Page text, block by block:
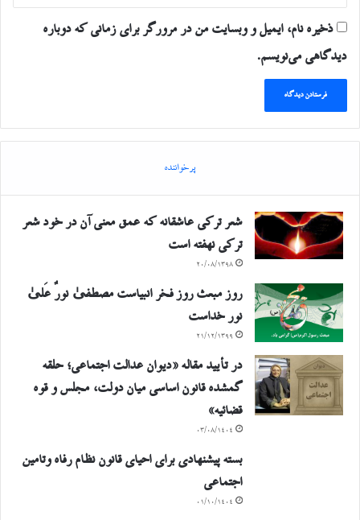
ذخیره نام، ایمیل و وبسایت من در مرورگر برای زمانی که دوباره
دیدگاهی می‌نویسم.
پرخواننده
شعر ترکی عاشقانه که عمق معنی آن در خود شعر
ترکی نهفته است
۲۰/۰۸/۱۳۹۸
روز مبعث روز فخر انبیاست مصطفیٰ نورٌ عَلیٰ
نور خداست
۲۱/۱۲/۱۳۹۹
در تأیید مقاله «دیوان عدالت اجتماعی؛ حلقه
گمشده قانون اساسی میان دولت، مجلس و قوه
قضائیه»
۰۳/۰۸/۱۴۰۴
بسته پیشنهادی برای احیای قانون نظام رفاه وتامین
اجتماعی
۰۱/۱۰/۱۴۰۴